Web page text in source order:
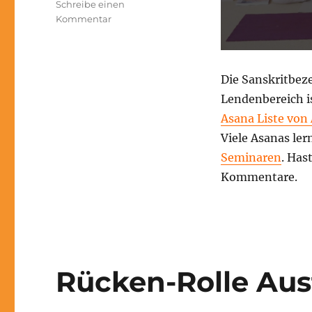
Die
Lendenbereich
Asana Liste von
Viele Asanas
Seminaren.
Kommentare.
Schreibe einen
Kommentarzu
Rücken-Rolle